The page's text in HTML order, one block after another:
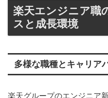
楽天エンジニア職
スと成長環境
多様な職種とキャリア
楽天グループのエンジニア